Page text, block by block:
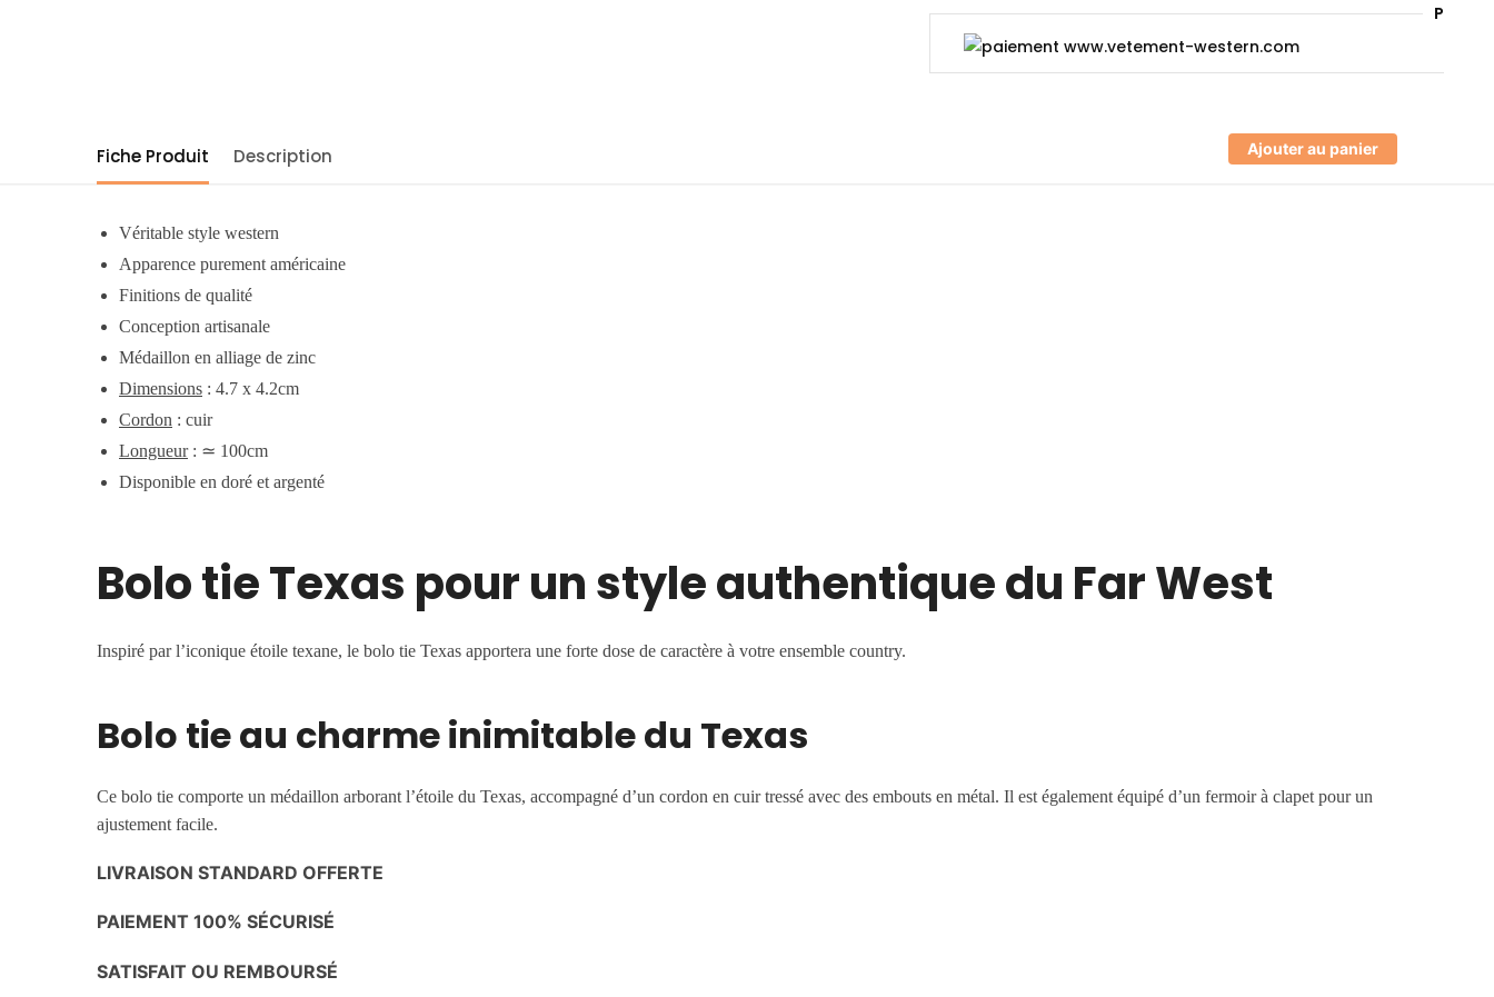
Fiche Produit Description Ajouter au panier
Véritable style western
Apparence purement américaine
Finitions de qualité
Conception artisanale
Médaillon en alliage de zinc
Dimensions : 4.7 x 4.2cm
Cordon : cuir
Longueur : ≃ 100cm
Disponible en doré et argenté
Bolo tie Texas pour un style authentique du Far West
Inspiré par l’iconique étoile texane, le bolo tie Texas apportera une forte dose de caractère à votre ensemble country.
Bolo tie au charme inimitable du Texas
Ce bolo tie comporte un médaillon arborant l’étoile du Texas, accompagné d’un cordon en cuir tressé avec des embouts en métal. Il est également équipé d’un fermoir à clapet pour un
ajustement facile.
LIVRAISON STANDARD OFFERTE
PAIEMENT 100% SÉCURISÉ
SATISFAIT OU REMBOURSÉ